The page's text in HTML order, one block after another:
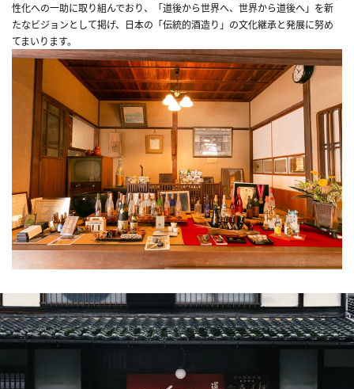
性化への一助に取り組んでおり、「道後から世界へ、世界から道後へ」を新
たなビジョンとして掲げ、日本の「伝統的酒造り」の文化継承と発展に努め
てまいります。